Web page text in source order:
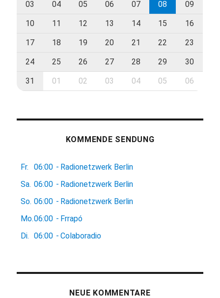
03 04 05 06 07 08 09
10 11 12 13 14 15 16
17 18 19 20 21 22 23
24 25 26 27 28 29 30
31 01 02 03 04 05 06
KOMMENDE SENDUNG
Fr. 06:00 - Radionetzwerk Berlin
Sa. 06:00 - Radionetzwerk Berlin
So. 06:00 - Radionetzwerk Berlin
Mo.06:00 - Frrapó
Di.
06:00 - Colaboradio
NEUE KOMMENTARE